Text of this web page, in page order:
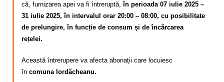
că, furnizarea apei va fi întreruptă,în perioada 07 iulie 2025 –
31 iulie 2025, în intervalul orar 20:00 – 08:00, cu posibilitate
de prelungire, în funcție de consum și de încărcarea
rețelei.
Această întrerupere va afecta abonații care locuiesc
în comuna Iordăcheanu.